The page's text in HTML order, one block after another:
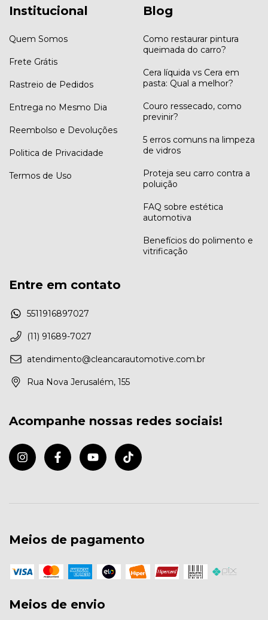
Institucional
Quem Somos
Frete Grátis
Rastreio de Pedidos
Entrega no Mesmo Dia
Reembolso e Devoluções
Politica de Privacidade
Termos de Uso
Blog
Como restaurar pintura
queimada do carro?
Cera líquida vs Cera em
pasta: Qual a melhor?
Couro ressecado, como
previnir?
5 erros comuns na limpeza
de vidros
Proteja seu carro contra a
poluição
FAQ sobre estética
automotiva
Benefícios do polimento e
vitrificação
Entre em contato
5511916897027
(11) 91689-7027
atendimento@cleancarautomotive.com.br
Rua Nova Jerusalém, 155
Acompanhe nossas redes sociais!
Meios de pagamento
Meios de envio